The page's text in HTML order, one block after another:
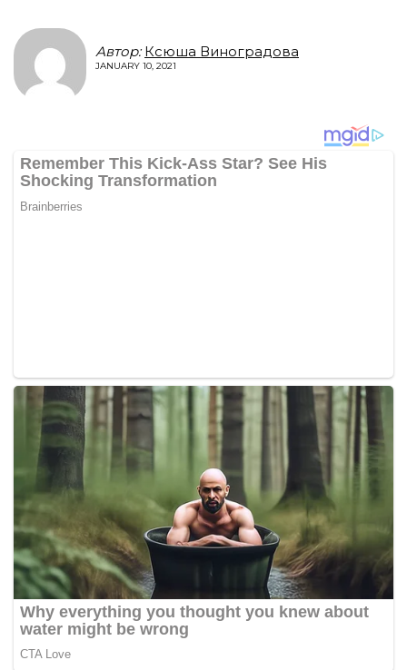
Автор: Ксюша Виноградова
JANUARY 10, 2021